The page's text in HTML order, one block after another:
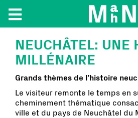
NEUCHÂTEL: UNE
MILLÉNAIRE
Grands thèmes de l’histoire
Le visiteur remonte le temps en
cheminement thématique
ville et du pays de Neuchâtel du